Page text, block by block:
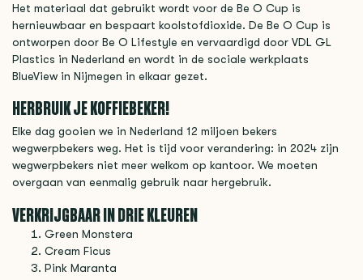
Het materiaal dat gebruikt wordt voor de Be O Cup is
hernieuwbaar en bespaart koolstofdioxide. De Be O Cup is
ontworpen door Be O Lifestyle en vervaardigd door VDL GL
Plastics in Nederland en wordt in de sociale werkplaats
BlueView in Nijmegen in elkaar gezet.
HERBRUIK JE KOFFIEBEKER!
Elke dag gooien we in Nederland 12 miljoen bekers
wegwerpbekers weg. Het is tijd voor verandering: in 2024 zijn
wegwerpbekers niet meer welkom op kantoor. We moeten
overgaan van eenmalig gebruik naar hergebruik.
VERKRIJGBAAR IN DRIE KLEUREN
Green Monstera
Cream Ficus
Pink Maranta